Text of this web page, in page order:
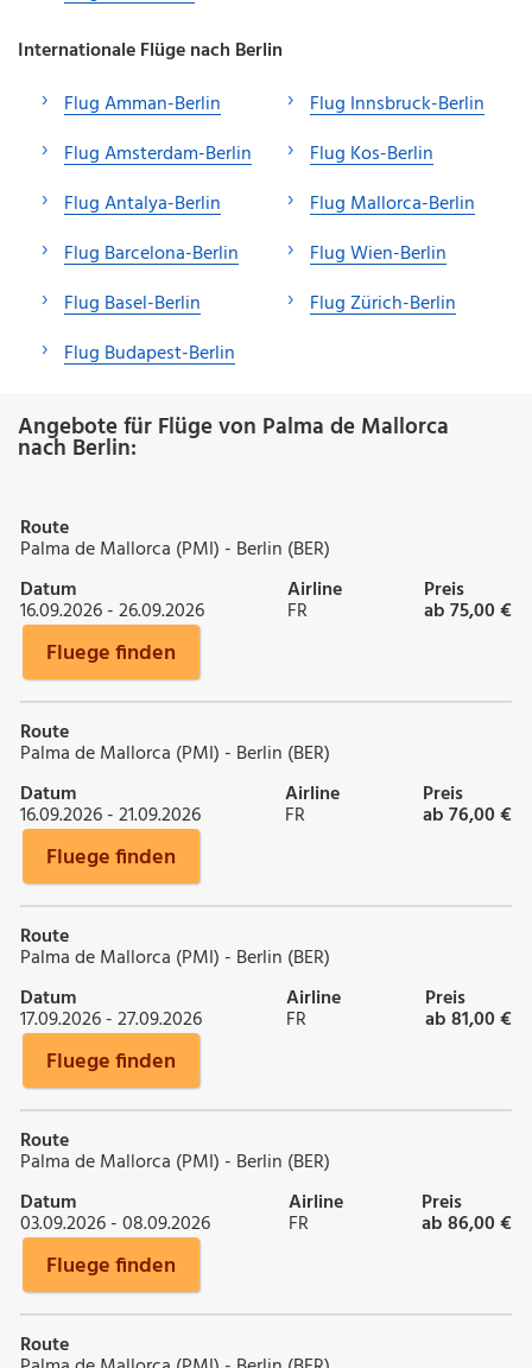
Internationale Flüge nach Berlin
Flug Amman-Berlin
Flug Amsterdam-Berlin
Flug Antalya-Berlin
Flug Barcelona-Berlin
Flug Basel-Berlin
Flug Budapest-Berlin
Flug Innsbruck-Berlin
Flug Kos-Berlin
Flug Mallorca-Berlin
Flug Wien-Berlin
Flug Zürich-Berlin
Angebote für Flüge von Palma de Mallorca
nach Berlin:
Route
Palma de Mallorca (PMI) - Berlin (BER)
Datum
16.09.2026 - 26.09.2026
Airline
FR
Preis
ab 75,00 €
Fluege finden
Route
Palma de Mallorca (PMI) - Berlin (BER)
Datum
16.09.2026 - 21.09.2026
Airline
FR
Preis
ab 76,00 €
Fluege finden
Route
Palma de Mallorca (PMI) - Berlin (BER)
Datum
17.09.2026 - 27.09.2026
Airline
FR
Preis
ab 81,00 €
Fluege finden
Route
Palma de Mallorca (PMI) - Berlin (BER)
Datum
03.09.2026 - 08.09.2026
Airline
FR
Preis
ab 86,00 €
Fluege finden
Route